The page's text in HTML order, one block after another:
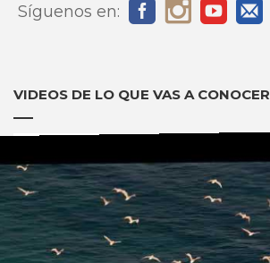
Síguenos en:
VIDEOS DE LO QUE VAS A CONOCER